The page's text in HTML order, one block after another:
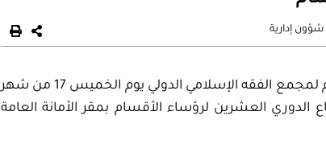
شؤون إدارية
ترأس معالي الأستاذ الدكتور قطب مصطفى سانو الأمين العام لمجمع الفقه الإسلامي الدولي يوم الخميس 17 من شهر
26 من شهر أغسطس 2021م الاجتماع الدوري العشرين لرؤساء الأقسام بمقر الأمانة العامة